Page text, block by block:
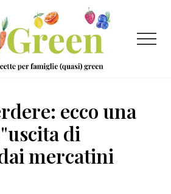
Menu
ecco una
di
mercatini